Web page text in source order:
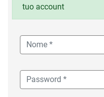
tuo account